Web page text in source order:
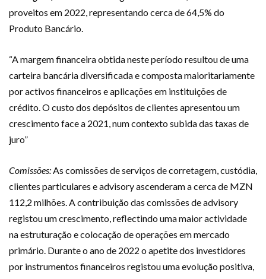
proveitos em 2022, representando cerca de 64,5% do
Produto Bancário.
“A margem financeira obtida neste período resultou de uma
carteira bancária diversificada e composta maioritariamente
por activos financeiros e aplicações em instituições de
crédito. O custo dos depósitos de clientes apresentou um
crescimento face a 2021, num contexto subida das taxas de
juro”
Comissões: As comissões de serviços de corretagem, custódia,
clientes particulares e advisory ascenderam a cerca de MZN
112,2 milhões. A contribuição das comissões de advisory
registou um crescimento, reflectindo uma maior actividade
na estruturação e colocação de operações em mercado
primário. Durante o ano de 2022 o apetite dos investidores
por instrumentos financeiros registou uma evolução positiva,